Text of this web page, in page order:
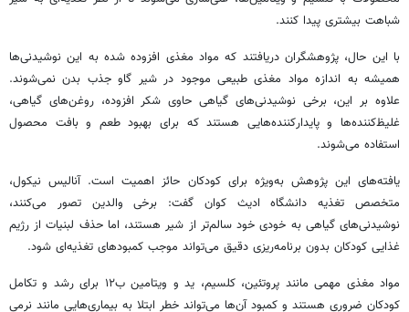
شباهت بیشتری پیدا کنند.
با این حال، پژوهشگران دریافتند که مواد مغذی افزوده‌ شده به این نوشیدنی‌ها
همیشه به اندازه مواد مغذی طبیعی موجود در شیر گاو جذب بدن نمی‌شوند.
علاوه بر این، برخی نوشیدنی‌های گیاهی حاوی شکر افزوده، روغن‌های گیاهی،
غلیظ‌کننده‌ها و پایدارکننده‌هایی هستند که برای بهبود طعم و بافت محصول
استفاده می‌شوند.
یافته‌های این پژوهش به‌ویژه برای کودکان حائز اهمیت است. آنالیس نیکول،
متخصص تغذیه دانشگاه ادیث کوان گفت: برخی والدین تصور می‌کنند،
نوشیدنی‌های گیاهی به‌ خودی خود سالم‌تر از شیر هستند، اما حذف لبنیات از رژیم
غذایی کودکان بدون برنامه‌ریزی دقیق می‌تواند موجب کمبودهای تغذیه‌ای شود.
مواد مغذی مهمی مانند پروتئین، کلسیم، ید و ویتامین ب۱۲ برای رشد و تکامل
کودکان ضروری هستند و کمبود آن‌ها می‌تواند خطر ابتلا به بیماری‌هایی مانند نرمی